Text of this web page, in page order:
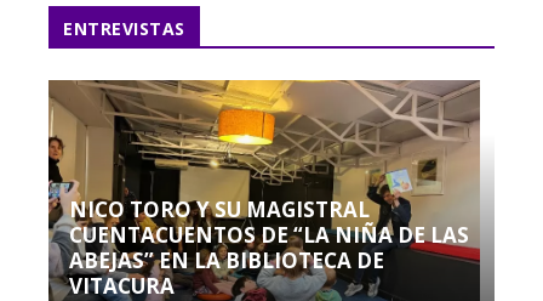
ENTREVISTAS
NICO TORO Y SU MAGISTRAL
CUENTACUENTOS DE “LA NIÑA DE LAS
ABEJAS” EN LA BIBLIOTECA DE
VITACURA